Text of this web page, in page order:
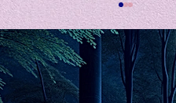
私の能力を、大幅に
chatGPTそれは、私を
で、進化させるのか？
日、進化していく。